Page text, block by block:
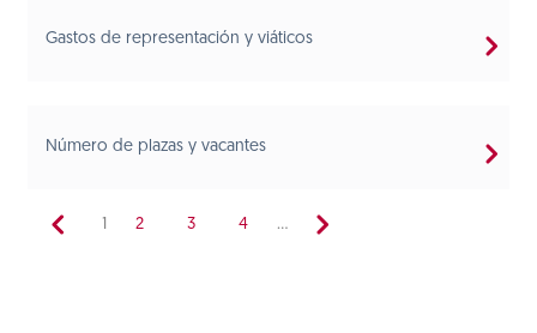
Gastos de representación y viáticos
Número de plazas y vacantes
1 2 3 4 ...